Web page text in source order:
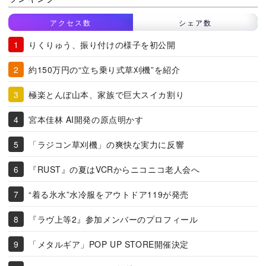
アクセス数 シェア数
りくりゅう、振り付けの様子を初公開
約150万円の“立ち乗り式草刈機”を紹介
極楽とんぼ山本、家族で巨大スイカ割り
宮本佳林 AI開発の原点明かす
「ラジコン草刈機」の爽快な実力に反響
『RUST』の夏はVCRからニコニコ老人会へ
“着る氷水”水冷服をアウトドア119が発売
『ラヴ上等2』参加メンバーのプロフィール
「メタルギア」POP UP STORE開催決定